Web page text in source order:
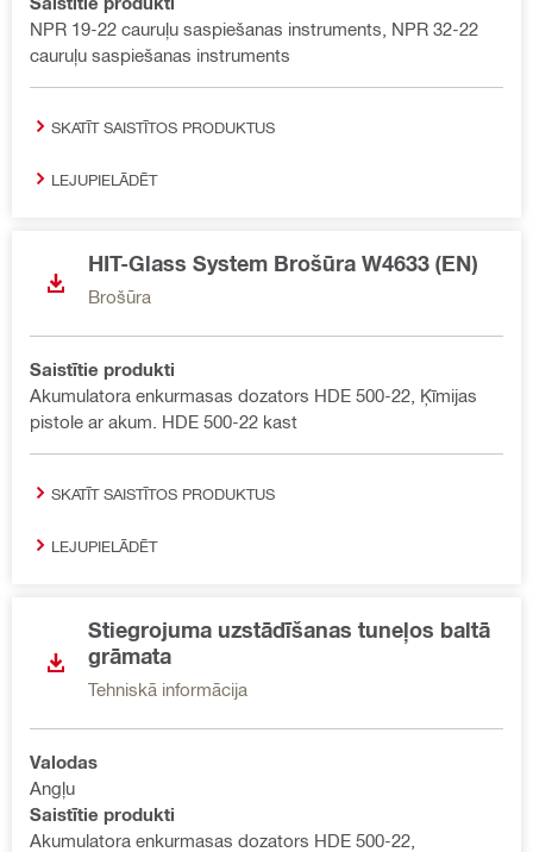
NPR 19-22 cauruļu saspiešanas instruments, NPR 32-22
cauruļu saspiešanas instruments
SKATĪT SAISTĪTOS PRODUKTUS
LEJUPIELĀDĒT
HIT-Glass System Brošūra W4633 (EN)
Brošūra
Saistītie produkti
Akumulatora enkurmasas dozators HDE 500-22, Ķīmijas
pistole ar akum. HDE 500-22 kast
SKATĪT SAISTĪTOS PRODUKTUS
LEJUPIELĀDĒT
Stiegrojuma uzstādīšanas tuneļos baltā
grāmata
Tehniskā informācija
Valodas
Angļu
Saistītie produkti
Akumulatora enkurmasas dozators HDE 500-22,